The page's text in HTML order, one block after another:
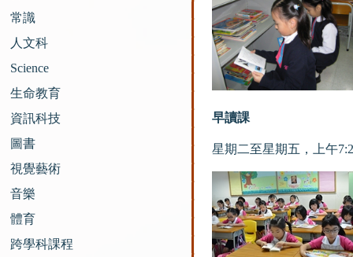
常識
人文科
Science
生命教育
資訊科技
圖書
視覺藝術
音樂
體育
跨學科課程
早讀課
星期二至星期五，上午